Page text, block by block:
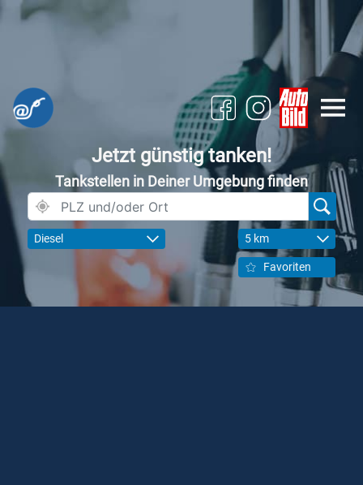
Jetzt günstig tanken!
Tankstellen in Deiner Umgebung finden
Diesel 5 km
Favoriten